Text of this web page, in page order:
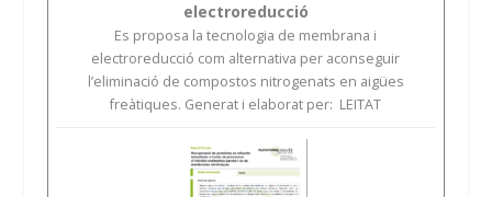
electroreducció
Es proposa la tecnologia de membrana i
electroreducció com alternativa per aconseguir
l’eliminació de compostos nitrogenats en aigües
freàtiques. Generat i elaborat per: LEITAT